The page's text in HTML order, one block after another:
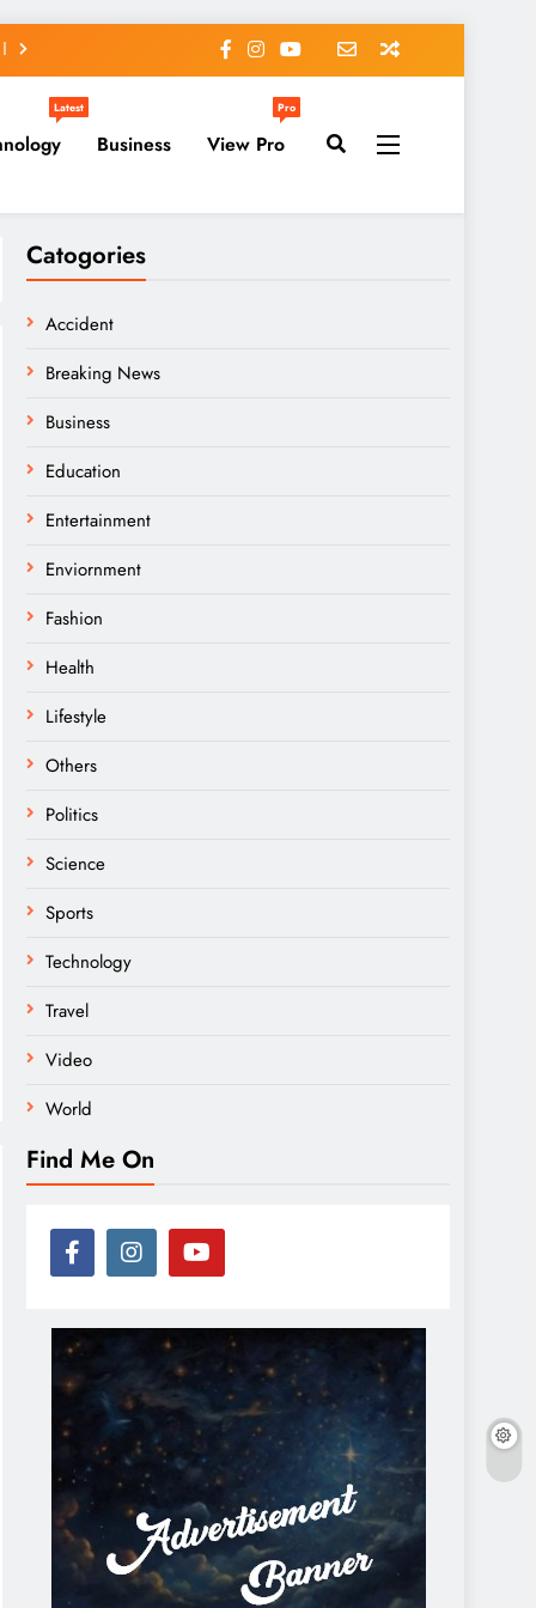
Latest
Business View Pro
Pro
Catogories
Accident
Breaking News
Business
Education
Entertainment
Enviornment
Fashion
Health
Lifestyle
Others
Politics
Science
Sports
Technology
Travel
Video
World
Find Me On